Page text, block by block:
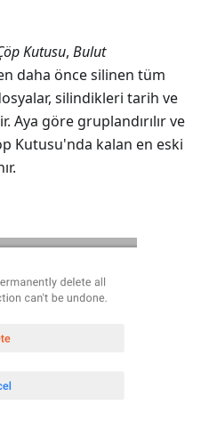
Kutusu, Bulut
daha önce silinen tüm
silindikleri tarih ve
Aya göre gruplandırılır ve
Kutusu'nda kalan en eski